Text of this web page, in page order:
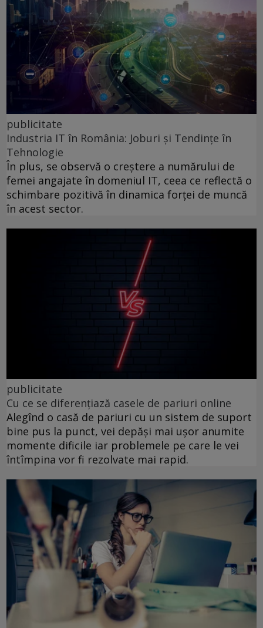
publicitate
Industria IT în România: Joburi și Tendințe în
Tehnologie
În plus, se observă o creștere a numărului de
femei angajate în domeniul IT, ceea ce reflectă o
schimbare pozitivă în dinamica forței de muncă
în acest sector.
publicitate
Cu ce se diferențiază casele de pariuri online
Alegînd o casă de pariuri cu un sistem de suport
bine pus la punct, vei depăși mai ușor anumite
momente dificile iar problemele pe care le vei
întîmpina vor fi rezolvate mai rapid.